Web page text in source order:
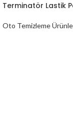
Terminatör Lastik
Oto Temizleme